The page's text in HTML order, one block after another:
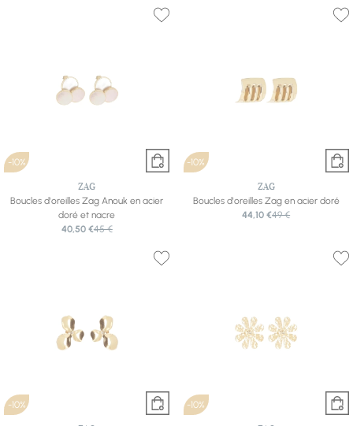
-10%
ZAG
Boucles d'oreilles Zag Anouk en acier
doré et nacre
40,50 €45 €
-10%
ZAG
Boucles d'oreilles Zag en acier doré
44,10 €49 €
-10% -10%